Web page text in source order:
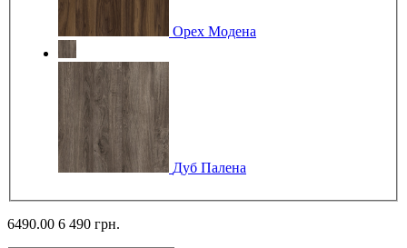
Орех Модена
Дуб Палена
6490.00 6 490 грн.